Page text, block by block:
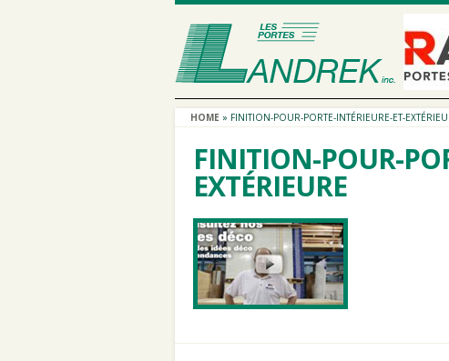
HOME » FINITION-POUR-PORTE-INTÉRIEURE-ET-
FINITION-POUR-
EXTÉRIEURE